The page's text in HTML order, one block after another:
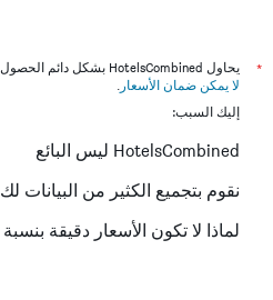
*
يحاول HotelsCombined بشكل دائم الحصول على الأسعار الدقيقة، ولكن
لا يمكن ضمان الأسعار .
إليك السبب:
HotelsCombined ليس البائع
نقوم بتجميع الكثير من البيانات لك
لماذا لا تكون الأسعار دقيقة بنسبة 100٪؟